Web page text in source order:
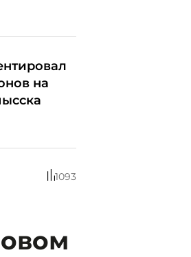
на
1093